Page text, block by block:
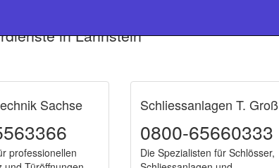
in Lahnstein
Sachse
professionellen
Schliessanlagen T. Groß
0800-65660333
Die Spezialisten für Schlösser,